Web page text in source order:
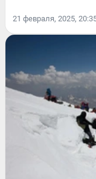
21 февраля, 2025,